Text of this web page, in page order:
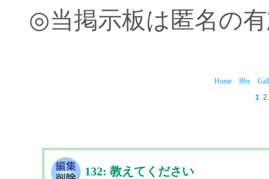
◎当掲示板は匿名の
Home Bbs
1 2
132: 教えてください